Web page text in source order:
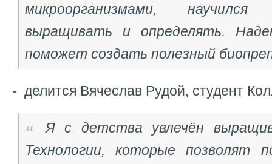
микроорганизмами,
выращивать и определять.
поможет создать полезный
- делится Вячеслав Рудой, студент
Я с детства увлечён
Технологии, которые позволят